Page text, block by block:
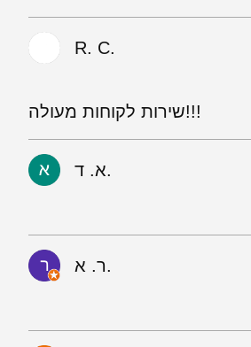
R. C.
שירות לקוחות מעולה!!!
א. ד.
ר. א.